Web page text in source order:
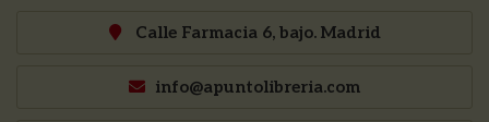
Calle Farmacia 6, bajo. Madrid
info@apuntolibreria.com